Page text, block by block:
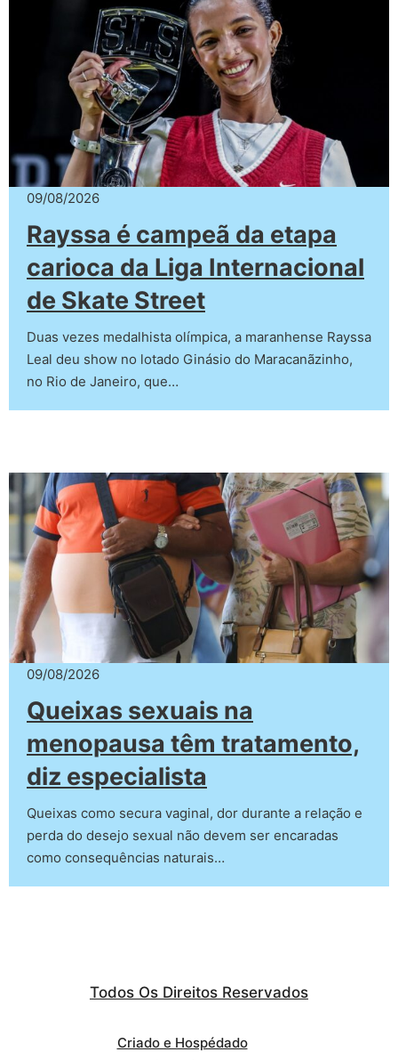
09/08/2026
Rayssa é campeã da etapa
carioca da Liga Internacional
de Skate Street
Duas vezes medalhista olímpica, a maranhense Rayssa
Leal deu show no lotado Ginásio do Maracanãzinho,
no Rio de Janeiro, que…
09/08/2026
Queixas sexuais na
menopausa têm tratamento,
diz especialista
Queixas como secura vaginal, dor durante a relação e
perda do desejo sexual não devem ser encaradas
como consequências naturais…
Todos Os Direitos Reservados
Criado e Hospédado